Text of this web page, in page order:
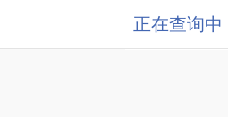
正在查询中